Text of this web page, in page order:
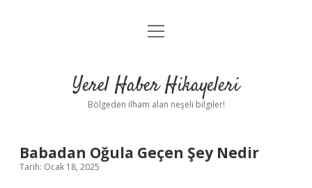
Anasayfa
Yasal Uyarı
menüyü
Yerel Haber Hikayeleri
Bölgeden ilham alan neşeli bilgiler!
Babadan Oğula Geçen Şey Nedir
Tarih: Ocak 18, 2025